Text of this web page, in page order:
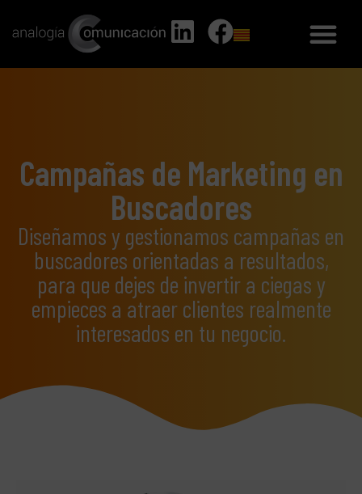
Campañas de Marketing en
Buscadores
Diseñamos y gestionamos campañas en
buscadores orientadas a resultados,
para que dejes de invertir a ciegas y
empieces a atraer clientes realmente
interesados en tu negocio.